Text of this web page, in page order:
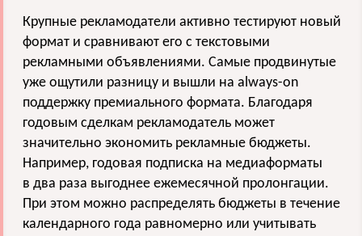
Крупные рекламодатели активно тестируют новый
формат и сравнивают его с текстовыми
рекламными объявлениями. Самые продвинутые
уже ощутили разницу и вышли на always-on
поддержку премиального формата. Благодаря
годовым сделкам рекламодатель может
значительно экономить рекламные бюджеты.
Например, годовая подписка на медиаформаты
в два раза выгоднее ежемесячной пролонгации.
При этом можно распределять бюджеты в течение
календарного года равномерно или учитывать